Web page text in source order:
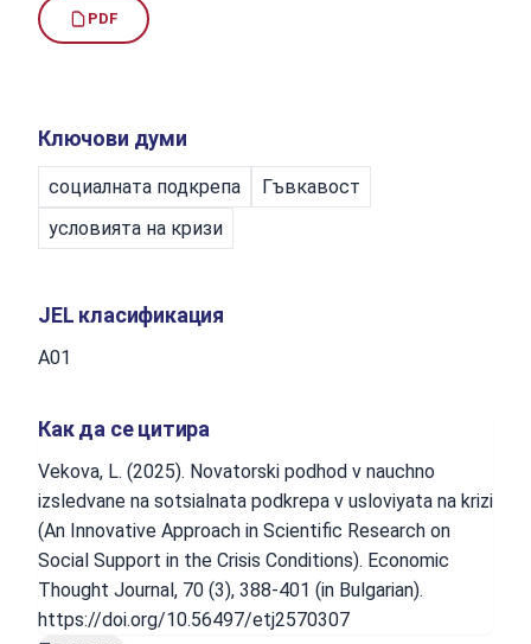
PDF
Ключови думи
социалната подкрепа
Гъвкавост
условията на кризи
JEL класификация
A01
Как да се цитира
Vekova, L. (2025). Novatorski podhod v nauchno
izsledvane na sotsialnata podkrepa v usloviyata na krizi
(An Innovative Approach in Scientific Research on
Social Support in the Crisis Conditions). Economic
Thought Journal, 70 (3), 388-401 (in Bulgarian).
https://doi.org/10.56497/etj2570307